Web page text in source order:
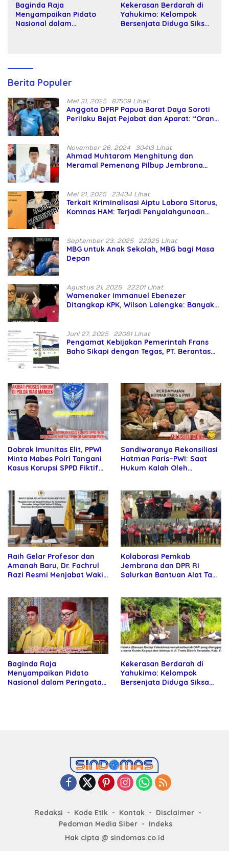
Baginda Raja
Menyampaikan Pidato
Nasional dalam
Kekerasan Berdarah di
Yahukimo: Kelompok
Bersenjata Diduga Siksa
Berita Populer
Mei 31, 2025 87509 Lihat
Anggota DPRP Papua Barat Daya Soroti
Perilaku Bejat Pejabat dan Aparat: “Orang
November 26, 2024 30413 Lihat
Ahmad Muhtarom Menghitung dan
Meramal Pemenang Pilbup Jembrana
Mei 21, 2025 23434 Lihat
Terkait Kriminalisasi Aiptu Labora Sitorus,
Komnas HAM: Terjadi Penyalahgunaan
September 23, 2025 22925 Lihat
MBG untuk Anak Sekolah, MBG bagi Masa
Depan
Agustus 21, 2025 22201 Lihat
Wamenaker Immanuel Ebenezer
Ditangkap KPK, Wilson Lalengke: Banyak
Juni 27, 2025 22061 Lihat
Pengamat Kebijakan Pemerintah Frans
Baho Sikapi dengan Tegas, PT. Berantas
Dobrak Imunitas Elit, PPWI
Minta Mabes Polri Tangani
Kasus Korupsi SPPD Fiktif
Sandiwaranya Rekonsiliasi
Hotman Paris–PWI: Saat
Hukum Kalah Oleh
Raih Gelar Profesor dan
Amanah Baru, Dr. Fachrul
Razi Resmi Menjabat Wakil
Kolaborasi Pemkab
Jembrana dan DPR RI
Salurkan Bantuan Alat Tani
Baginda Raja
Menyampaikan Pidato
Nasional dalam Peringatan
Kekerasan Berdarah di
Yahukimo: Kelompok
Bersenjata Diduga Siksa
Redaksi Kode Etik Kontak
Disclaimer
Pedoman Media Siber
Indeks
Hak cipta @ sindomas.co.id